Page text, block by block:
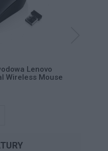
Lenovo
Wireless Mouse